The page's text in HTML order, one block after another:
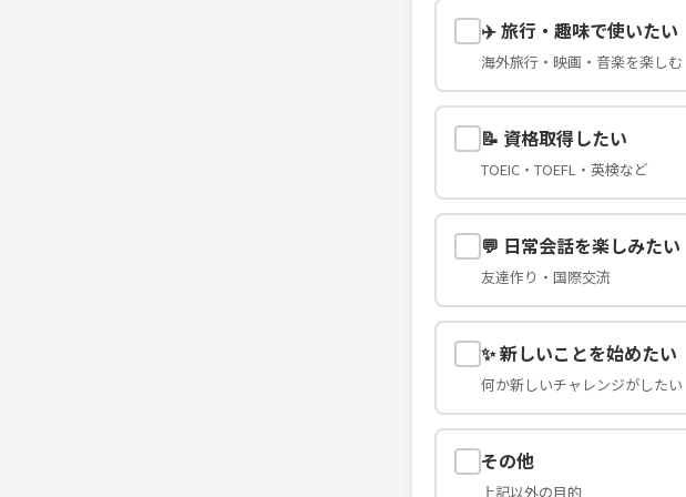
✈️ 旅行・趣味で使いたい
海外旅行・映画・音楽を楽しむ
📝 資格取得したい
TOEIC・TOEFL・英検など
💬 日常会話を楽しみたい
友達作り・国際交流
✨ 新しいことを始めたい
何か新しいチャレンジがしたい
その他
上記以外の目的